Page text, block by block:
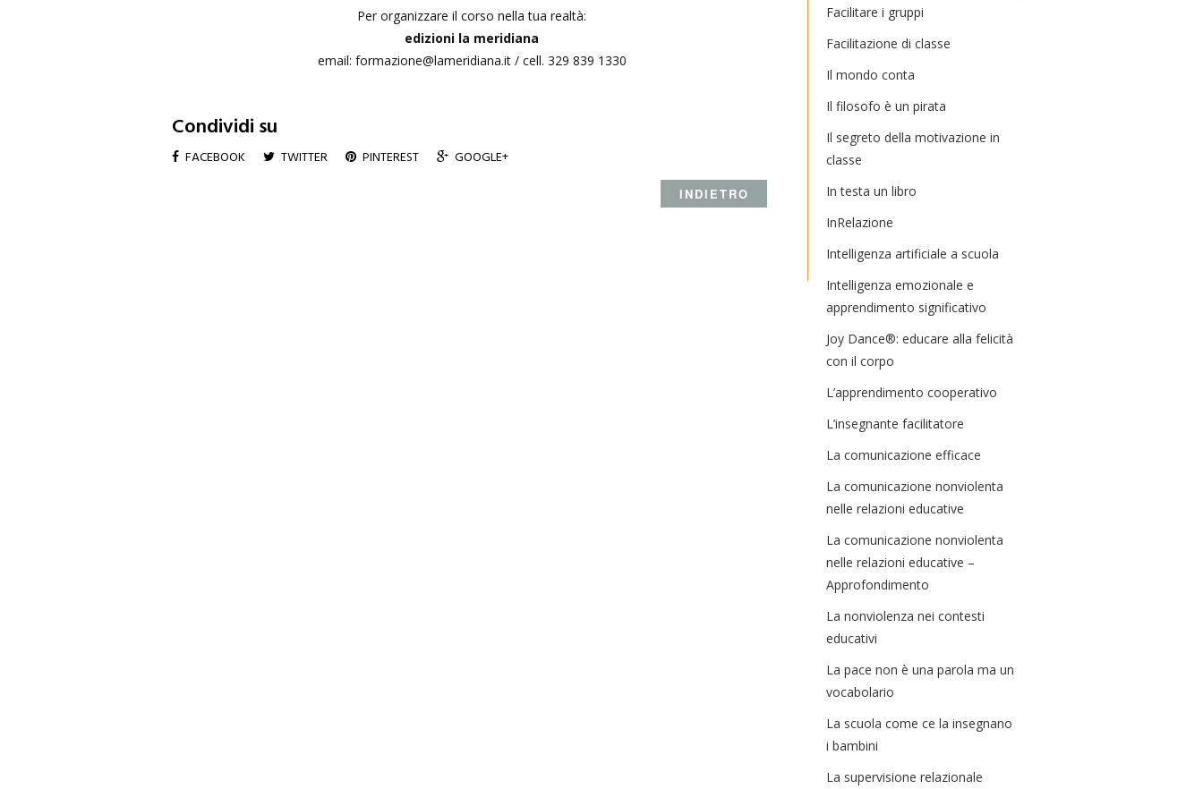
Per organizzare il corso nella tua realtà:
edizioni la meridiana
email: formazione@lameridiana.it / cell. 329 839 1330
Condividi su
FACEBOOK TWITTER PINTEREST GOOGLE+
INDIETRO
Facilitare i gruppi
Facilitazione di classe
Il mondo conta
Il filosofo è un pirata
Il segreto della motivazione in
classe
In testa un libro
InRelazione
Intelligenza artificiale a scuola
Intelligenza emozionale e
apprendimento significativo
Joy Dance®: educare alla felicità
con il corpo
L’apprendimento cooperativo
L’insegnante facilitatore
La comunicazione efficace
La comunicazione nonviolenta
nelle relazioni educative
La comunicazione nonviolenta
nelle relazioni educative –
Approfondimento
La nonviolenza nei contesti
educativi
La pace non è una parola ma un
vocabolario
La scuola come ce la insegnano
i bambini
La supervisione relazionale